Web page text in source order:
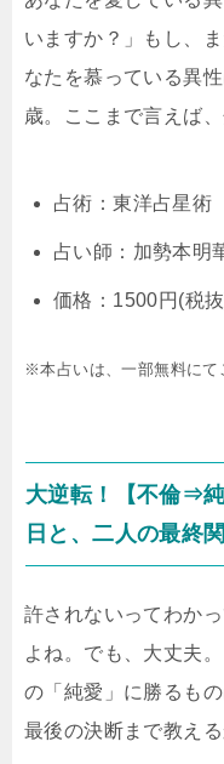
いますか？」もし、
なたを慕っている異
歳。ここまで言えば
占術：東洋占星術
占い師：加勢本明
価格：1500円(税
※本占いは、一部無料にて
大逆転！【不倫⇒
日と、二人の最終
許されないってわか
よね。でも、大丈夫
の「純愛」に勝るも
最後の決断まで教え